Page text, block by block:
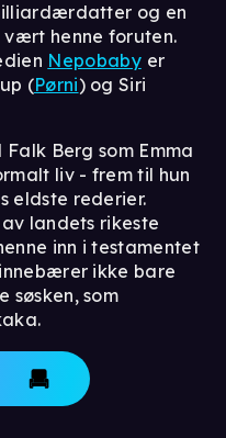
og en
vært henne foruten.
Nepobaby er
(Pørni) og Siri
Berg som Emma
liv - frem til hun
eldste rederier.
landets rikeste
inn i testamentet
ikke bare
søsken, som